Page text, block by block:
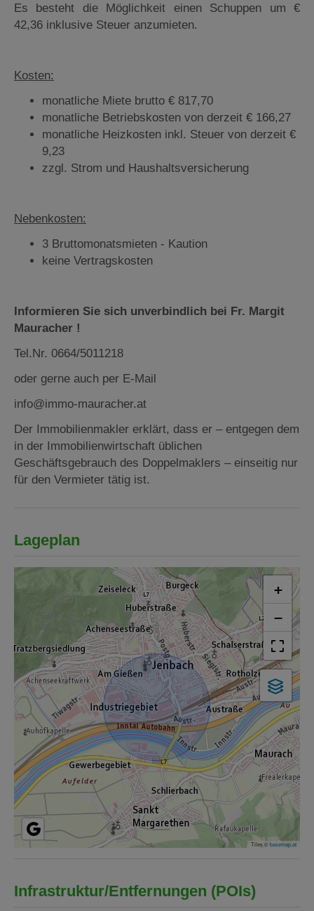
Es besteht die Möglichkeit einen Schuppen um €
42,36 inklusive Steuer anzumieten.
Kosten:
monatliche Miete brutto € 817,70
monatliche Betriebskosten von derzeit € 166,27
monatliche Heizkosten inkl. Steuer von derzeit €
9,23
zzgl. Strom und Haushaltsversicherung
Nebenkosten:
3 Bruttomonatsmieten - Kaution
keine Vertragskosten
Informieren Sie sich unverbindlich bei Fr. Margit
Mauracher !
Tel.Nr. 0664/5011218
oder gerne auch per E-Mail
info@immo-mauracher.at
Der Immobilienmakler erklärt, dass er – entgegen dem
in der Immobilienwirtschaft üblichen
Geschäftsgebrauch des Doppelmaklers – einseitig nur
für den Vermieter tätig ist.
Lageplan
+
−
Tiles ©basemap.at
Infrastruktur/Entfernungen (POIs)